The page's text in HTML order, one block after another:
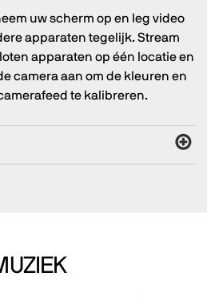
uw scherm op en leg video
apparaten tegelijk. Stream
apparaten op één locatie en
camera aan om de kleuren en
te kalibreren.